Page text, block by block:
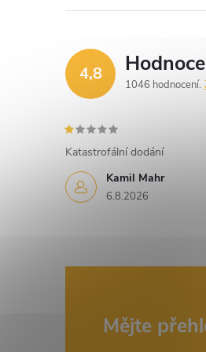
d
a
c
p
r
v
y
4,8
1046 hodnocení
Kamil Mahr
6.8.2026
Katastrofální dodání
Mějte